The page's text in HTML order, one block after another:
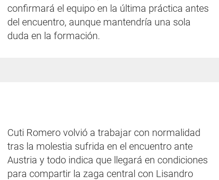
confirmará el equipo en la última práctica antes
del encuentro, aunque mantendría una sola
duda en la formación.
Cuti Romero volvió a trabajar con normalidad
tras la molestia sufrida en el encuentro ante
Austria y todo indica que llegará en condiciones
para compartir la zaga central con Lisandro